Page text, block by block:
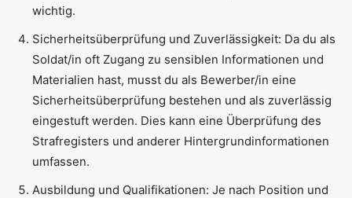
wichtig.
Sicherheitsüberprüfung und Zuverlässigkeit: Da du als
Soldat/in oft Zugang zu sensiblen Informationen und
Materialien hast, musst du als Bewerber/in eine
Sicherheitsüberprüfung bestehen und als zuverlässig
eingestuft werden. Dies kann eine Überprüfung des
Strafregisters und anderer Hintergrundinformationen
umfassen.
Ausbildung und Qualifikationen: Je nach Position und